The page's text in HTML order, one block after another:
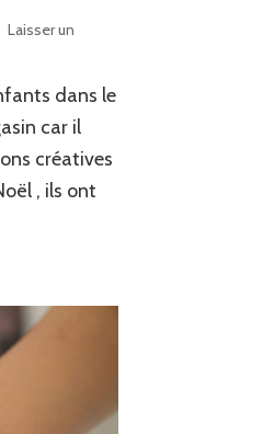
Laisser un
dans le
car il
créatives
, ils ont